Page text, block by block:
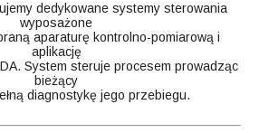
dedykowane systemy sterowania
wyposażone
aparaturę kontrolno-pomiarową i
aplikację
System steruje procesem prowadząc
bieżący
diagnostykę jego przebiegu.